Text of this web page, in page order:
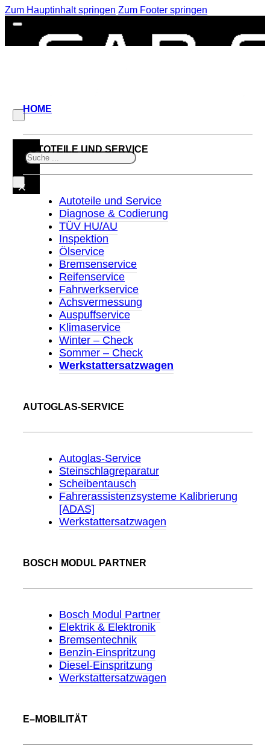
Zum Hauptinhalt springen Zum Footer springen
Suchen
×
HOME
AUTOTEILE UND SERVICE
Autoteile und Service
Diagnose & Codierung
TÜV HU/AU
Inspektion
Ölservice
Bremsenservice
Reifenservice
Fahrwerkservice
Achsvermessung
Auspuffservice
Klimaservice
Winter – Check
Sommer – Check
Werkstattersatzwagen
AUTOGLAS-SERVICE
Autoglas-Service
Steinschlagreparatur
Scheibentausch
Fahrerassistenzsysteme Kalibrierung
[ADAS]
Werkstattersatzwagen
BOSCH MODUL PARTNER
Bosch Modul Partner
Elektrik & Elektronik
Bremsentechnik
Benzin-Einspritzung
Diesel-Einspritzung
Werkstattersatzwagen
E–MOBILITÄT